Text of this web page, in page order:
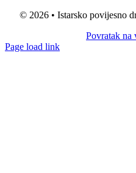
© 2026 • Istarsko povijesno
Povratak na
Page load link